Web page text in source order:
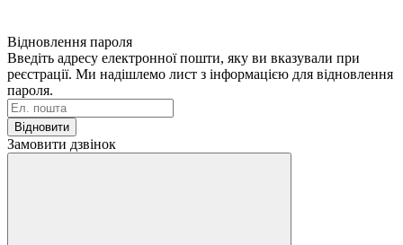
Відновлення пароля
Введіть адресу електронної пошти, яку ви вказували при
реєстрації. Ми надішлемо лист з інформацією для відновлення
пароля.
Відновити
Замовити дзвінок